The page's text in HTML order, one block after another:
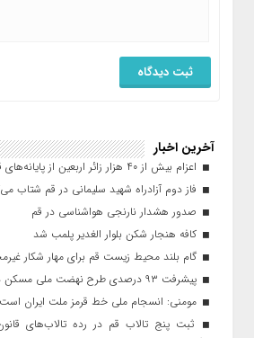
آخرین اخبار
اعزام بیش از ۴۰ هزار زائر اربعین از پایانه‌های قم به مرزها
فاز دوم آزادراه شهید سلیمانی در قم شتاب
صدور هشدار نارنجی هواشناسی در قم
کافه هنجار شکن بلوار الغدیر پلمب شد
گام بلند محیط زیست قم برای مهار شکار
پیشرفت ۹۳ درصدی طرح نهضت ملی مسکن در قم
مومنی: انسجام ملی خط قرمز ملت ایران است
ثبت پنج تالاب قم در رده تالاب‌های